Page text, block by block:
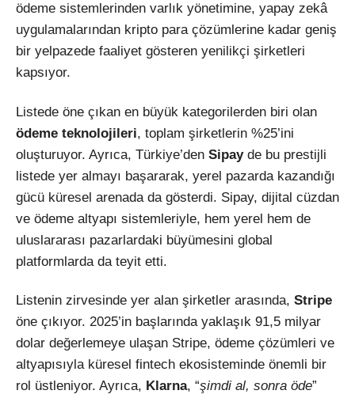
Instagram
Youtube
ödeme sistemlerinden varlık yönetimine, yapay zekâ
uygulamalarından kripto para çözümlerine kadar geniş
bir yelpazede faaliyet gösteren yenilikçi şirketleri
kapsıyor.
Listede öne çıkan en büyük kategorilerden biri olan
ödeme teknolojileri, toplam şirketlerin %25’ini
oluşturuyor. Ayrıca, Türkiye’den Sipayde bu prestijli
listede yer almayı başararak, yerel pazarda kazandığı
gücü küresel arenada da gösterdi. Sipay, dijital cüzdan
ve ödeme altyapı sistemleriyle, hem yerel hem de
uluslararası pazarlardaki büyümesini global
platformlarda da teyit etti.
Listenin zirvesinde yer alan şirketler arasında, Stripe
öne çıkıyor. 2025’in başlarında yaklaşık 91,5 milyar
dolar değerlemeye ulaşan Stripe, ödeme çözümleri ve
altyapısıyla küresel fintech ekosisteminde önemli bir
rol üstleniyor. Ayrıca, Klarna, “şimdi al, sonra öde”